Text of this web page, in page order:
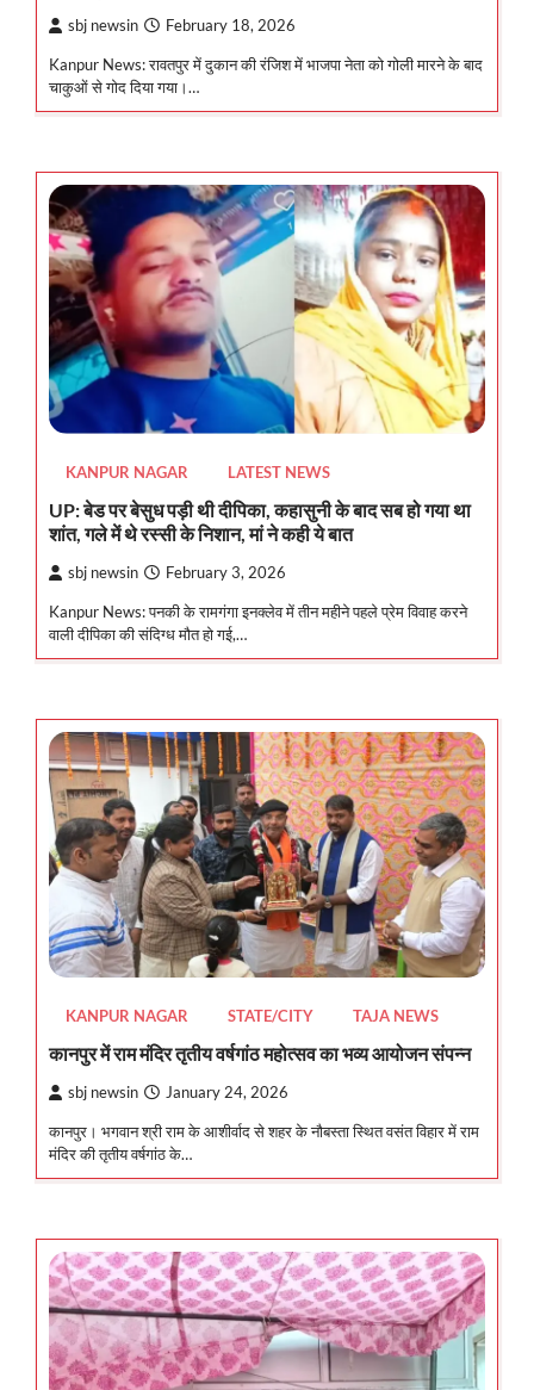
sbj newsin February 18, 2026
Kanpur News: रावतपुर में दुकान की रंजिश में भाजपा नेता को गोली मारने के बाद
चाकुओं से गोद दिया गया।…
KANPUR NAGAR LATEST NEWS
UP: बेड पर बेसुध पड़ी थी दीपिका, कहासुनी के बाद सब हो गया था
शांत, गले में थे रस्सी के निशान, मां ने कही ये बात
sbj newsin February 3, 2026
Kanpur News: पनकी के रामगंगा इनक्लेव में तीन महीने पहले प्रेम विवाह करने
वाली दीपिका की संदिग्ध मौत हो गई,…
KANPUR NAGAR STATE/CITY TAJA NEWS
कानपुर में राम मंदिर तृतीय वर्षगांठ महोत्सव का भव्य आयोजन संपन्न
sbj newsin January 24, 2026
कानपुर। भगवान श्री राम के आशीर्वाद से शहर के नौबस्ता स्थित वसंत विहार में राम
मंदिर की तृतीय वर्षगांठ के…